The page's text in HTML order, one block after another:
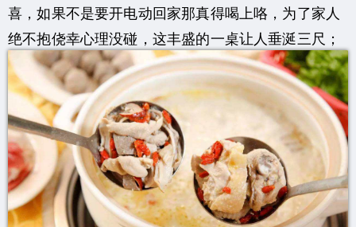
喜，如果不是要开电动回家那真得喝上咯，为了家人
绝不抱侥幸心理没碰，这丰盛的一桌让人垂涎三尺；